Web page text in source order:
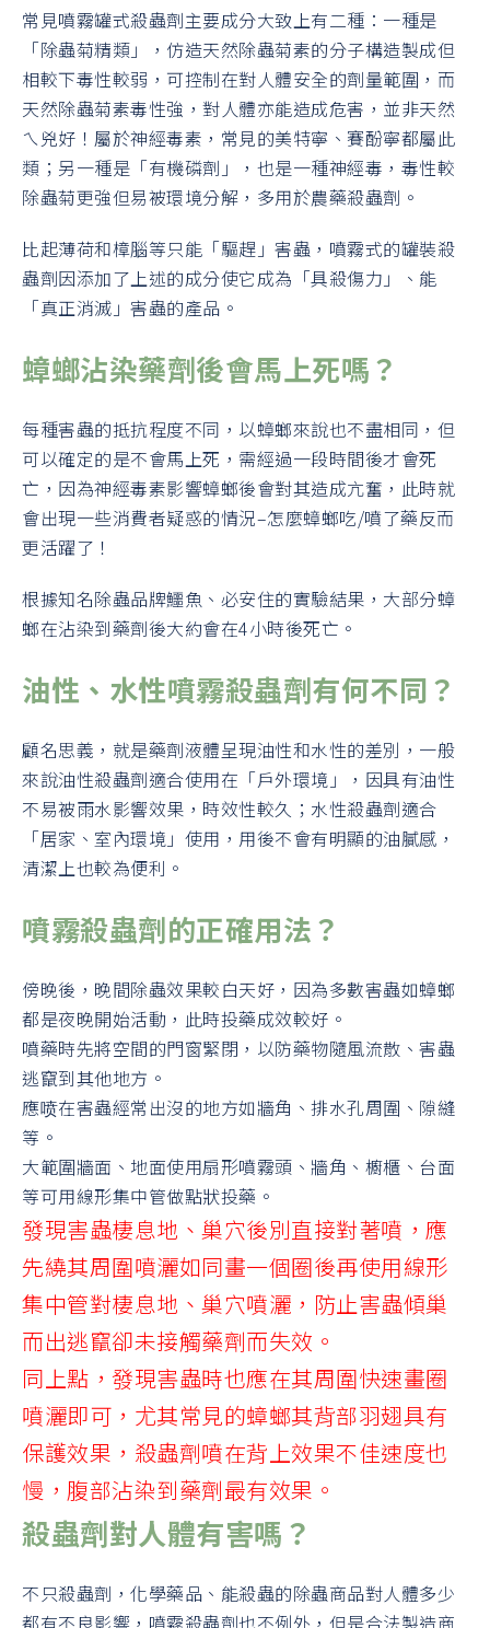
常見噴霧罐式殺蟲劑主要成分大致上有二種：一種是
「除蟲菊精類」，仿造天然除蟲菊素的分子構造製成但
相較下毒性較弱，可控制在對人體安全的劑量範圍，而
天然除蟲菊素毒性強，對人體亦能造成危害，並非天然
ㄟ兇好！屬於神經毒素，常見的美特寧、賽酚寧都屬此
類；另一種是「有機磷劑」，也是一種神經毒，毒性較
除蟲菊更強但易被環境分解，多用於農藥殺蟲劑。
比起薄荷和樟腦等只能「驅趕」害蟲，噴霧式的罐裝殺
蟲劑因添加了上述的成分使它成為「具殺傷力」、能
「真正消滅」害蟲的產品。
蟑螂沾染藥劑後會馬上死嗎？
每種害蟲的抵抗程度不同，以蟑螂來說也不盡相同，但
可以確定的是不會馬上死，需經過一段時間後才會死
亡，因為神經毒素影響蟑螂後會對其造成亢奮，此時就
會出現一些消費者疑惑的情況–怎麼蟑螂吃/噴了藥反而
更活躍了！
根據知名除蟲品牌鱷魚、必安住的實驗結果，大部分蟑
螂在沾染到藥劑後大約會在4小時後死亡。
油性、水性噴霧殺蟲劑有何不同？
顧名思義，就是藥劑液體呈現油性和水性的差別，一般
來說油性殺蟲劑適合使用在「戶外環境」，因具有油性
不易被雨水影響效果，時效性較久；水性殺蟲劑適合
「居家、室內環境」使用，用後不會有明顯的油膩感，
清潔上也較為便利。
噴霧殺蟲劑的正確用法？
傍晚後，晚間除蟲效果較白天好，因為多數害蟲如蟑螂
都是夜晚開始活動，此時投藥成效較好。
噴藥時先將空間的門窗緊閉，以防藥物隨風流散、害蟲
逃竄到其他地方。
應喷在害蟲經常出沒的地方如牆角、排水孔周圍、隙縫
等。
大範圍牆面、地面使用扇形噴霧頭、牆角、櫥櫃、台面
等可用線形集中管做點狀投藥。
發現害蟲棲息地、巢穴後別直接對著噴，應
先繞其周圍噴灑如同畫一個圈後再使用線形
集中管對棲息地、巢穴噴灑，防止害蟲傾巢
而出逃竄卻未接觸藥劑而失效。
同上點，發現害蟲時也應在其周圍快速畫圈
噴灑即可，尤其常見的蟑螂其背部羽翅具有
保護效果，殺蟲劑噴在背上效果不佳速度也
慢，腹部沾染到藥劑最有效果。
殺蟲劑對人體有害嗎？
不只殺蟲劑，化學藥品、能殺蟲的除蟲商品對人體多少
都有不良影響，噴霧殺蟲劑也不例外，但是合法製造商